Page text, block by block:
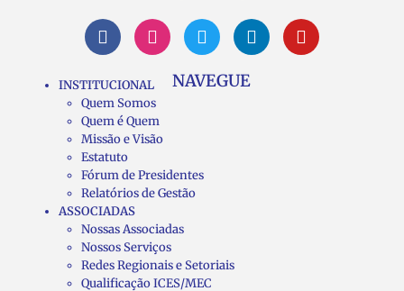
NAVEGUE
INSTITUCIONAL
Quem Somos
Quem é Quem
Missão e Visão
Estatuto
Fórum de Presidentes
Relatórios de Gestão
ASSOCIADAS
Nossas Associadas
Nossos Serviços
Redes Regionais e Setoriais
Qualificação ICES/MEC